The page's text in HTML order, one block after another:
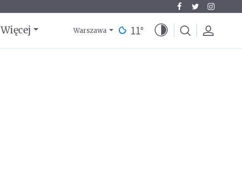
Więcej Warszawa 11°